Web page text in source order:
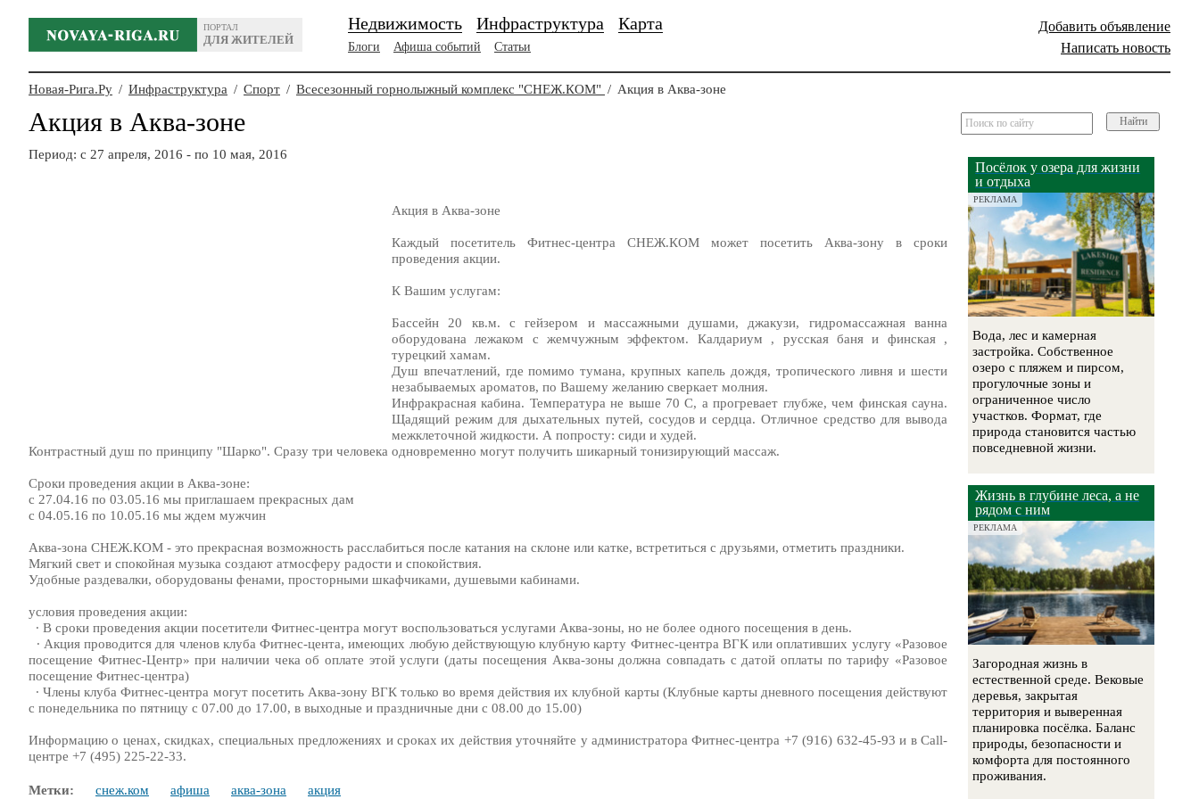
ПОРТАЛ
ДЛЯ ЖИТЕЛЕЙ
Добавить объявление
Написать новость
Недвижимость Инфраструктура Карта
Блоги Афиша событий Статьи
Новая-Рига.Ру / Инфраструктура / Спорт / Всесезонный горнолыжный комплекс "СНЕЖ.КОМ" / Акция в Аква-зоне
Акция в Аква-зоне
Период: c 27 апреля, 2016 - по 10 мая, 2016
Акция в Аква-зоне
Каждый посетитель Фитнес-центра СНЕЖ.КОМ может посетить Аква-зону в сроки
проведения акции.
К Вашим услугам:
Бассейн 20 кв.м. с гейзером и массажными душами, джакузи, гидромассажная ванна
оборудована лежаком с жемчужным эффектом. Калдариум , русская баня и финская ,
турецкий хамам.
Душ впечатлений, где помимо тумана, крупных капель дождя, тропического ливня и шести
незабываемых ароматов, по Вашему желанию сверкает молния.
Инфракрасная кабина. Температура не выше 70 С, а прогревает глубже, чем финская сауна.
Щадящий режим для дыхательных путей, сосудов и сердца. Отличное средство для вывода
межклеточной жидкости. А попросту: сиди и худей.
Контрастный душ по принципу "Шарко". Сразу три человека одновременно могут получить шикарный тонизирующий массаж.
Сроки проведения акции в Аква-зоне:
с 27.04.16 по 03.05.16 мы приглашаем прекрасных дам
с 04.05.16 по 10.05.16 мы ждем мужчин
Аква-зона СНЕЖ.КОМ - это прекрасная возможность расслабиться после катания на склоне или катке, встретиться с друзьями, отметить праздники.
Мягкий свет и спокойная музыка создают атмосферу радости и спокойствия.
Удобные раздевалки, оборудованы фенами, просторными шкафчиками, душевыми кабинами.
условия проведения акции:
∙ В сроки проведения акции посетители Фитнес-центра могут воспользоваться услугами Аква-зоны, но не более одного посещения в день.
∙ Акция проводится для членов клуба Фитнес-цента, имеющих любую действующую клубную карту Фитнес-центра ВГК или оплативших услугу «Разовое
посещение Фитнес-Центр» при наличии чека об оплате этой услуги (даты посещения Аква-зоны должна совпадать с датой оплаты по тарифу «Разовое
посещение Фитнес-центра)
∙ Члены клуба Фитнес-центра могут посетить Аква-зону ВГК только во время действия их клубной карты (Клубные карты дневного посещения действуют
с понедельника по пятницу с 07.00 до 17.00, в выходные и праздничные дни с 08.00 до 15.00)
Информацию о ценах, скидках, специальных предложениях и сроках их действия уточняйте у администратора Фитнес-центра +7 (916) 632-45-93 и в Call-
центре +7 (495) 225-22-33.
Метки: снеж.ком афиша аква-зона акция
Найти
Посёлок у озера для жизни
и отдыха
РЕКЛАМА
Вода, лес и камерная
застройка. Собственное
озеро с пляжем и пирсом,
прогулочные зоны и
ограниченное число
участков. Формат, где
природа становится частью
повседневной жизни.
Жизнь в глубине леса, а не
рядом с ним
РЕКЛАМА
Загородная жизнь в
естественной среде. Вековые
деревья, закрытая
территория и выверенная
планировка посёлка. Баланс
природы, безопасности и
комфорта для постоянного
проживания.